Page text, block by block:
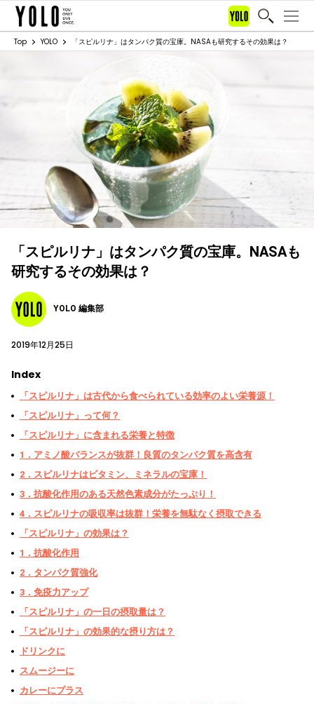
Top YOLO 「スピルリナ」はタンパク質の宝庫。NASAも研究するその効果は？
「スピルリナ」はタンパク質の宝庫。NASAも
研究するその効果は？
YOLO 編集部
2019年12月25日
Index
「スピルリナ」は古代から食べられている効率のよい栄養源！
「スピルリナ」って何？
「スピルリナ」に含まれる栄養と特徴
1．アミノ酸バランスが抜群！良質のタンパク質を高含有
2．スピルリナはビタミン、ミネラルの宝庫！
3．抗酸化作用のある天然色素成分がたっぷり！
4．スピルリナの吸収率は抜群！栄養を無駄なく摂取できる
「スピルリナ」の効果は？
1．抗酸化作用
2．タンパク質強化
3．免疫力アップ
「スピルリナ」の一日の摂取量は？
「スピルリナ」の効果的な摂り方は？
ドリンクに
スムージーに
カレーにプラス